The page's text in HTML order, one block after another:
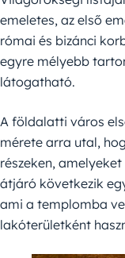
emeletes, az első
római és bizánci
egyre mélyebb
látogatható.
A földalatti város
mérete arra utal,
részeken,
átjáró következik
ami a templomba
lakóterületként